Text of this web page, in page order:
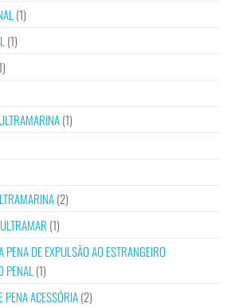
(1)
(1)
(1)
(2)
(1)
DE EXPULSÃO AO ESTRANGEIRO
PENAL (1)
PENA ACESSÓRIA(2)